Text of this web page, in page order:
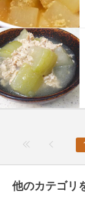
他のカテゴリ